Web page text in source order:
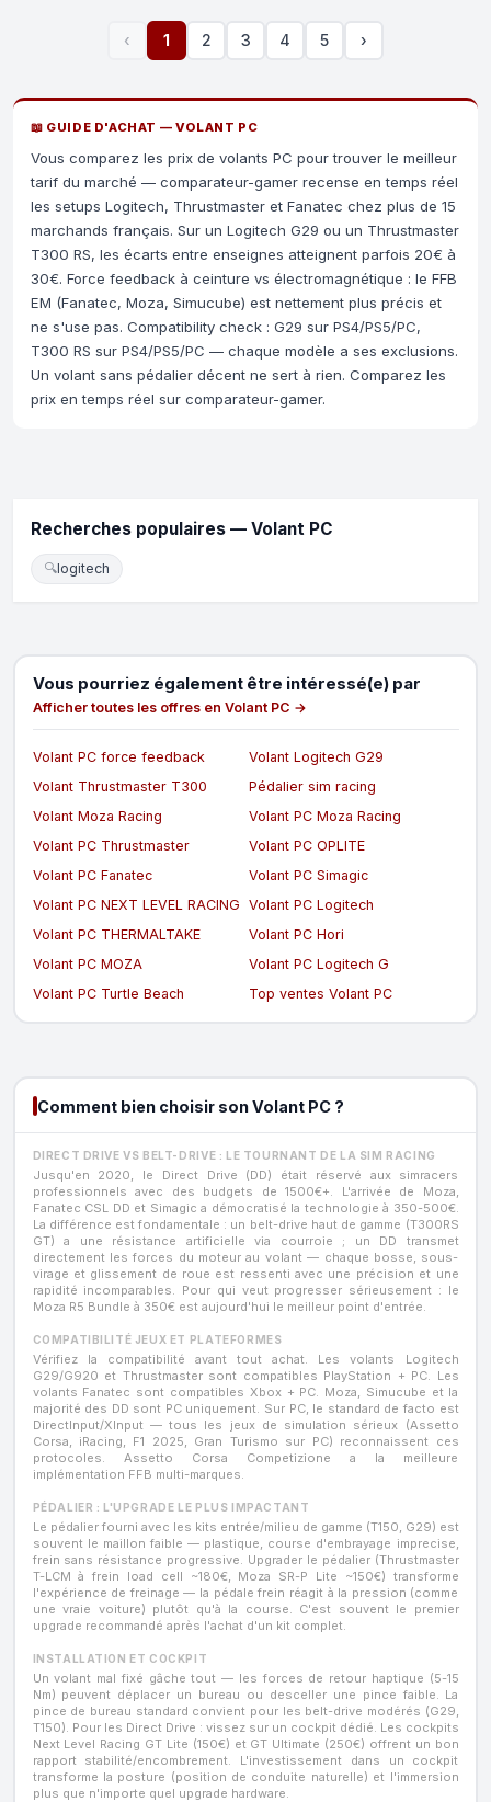
‹ 1 2 3 4 5 ›
📖 GUIDE D'ACHAT — VOLANT PC
Vous comparez les prix de volants PC pour trouver le meilleur
tarif du marché — comparateur-gamer recense en temps réel
les setups Logitech, Thrustmaster et Fanatec chez plus de 15
marchands français. Sur un Logitech G29 ou un Thrustmaster
T300 RS, les écarts entre enseignes atteignent parfois 20€ à
30€. Force feedback à ceinture vs électromagnétique : le FFB
EM (Fanatec, Moza, Simucube) est nettement plus précis et
ne s'use pas. Compatibility check : G29 sur PS4/PS5/PC,
T300 RS sur PS4/PS5/PC — chaque modèle a ses exclusions.
Un volant sans pédalier décent ne sert à rien. Comparez les
prix en temps réel sur comparateur-gamer.
Recherches populaires — Volant PC
🔍logitech
Vous pourriez également être intéressé(e) par
Afficher toutes les offres en Volant PC →
Volant PC force feedback
Volant Logitech G29
Volant Thrustmaster T300
Pédalier sim racing
Volant Moza Racing
Volant PC Moza Racing
Volant PC Thrustmaster
Volant PC OPLITE
Volant PC Fanatec
Volant PC Simagic
Volant PC NEXT LEVEL RACING Volant PC Logitech
Volant PC THERMALTAKE
Volant PC Hori
Volant PC MOZA
Volant PC Logitech G
Volant PC Turtle Beach
Top ventes Volant PC
Comment bien choisir son Volant PC ?
DIRECT DRIVE VS BELT-DRIVE : LE TOURNANT DE LA SIM RACING
Jusqu'en 2020, le Direct Drive (DD) était réservé aux simracers
professionnels avec des budgets de 1500€+. L'arrivée de Moza,
Fanatec CSL DD et Simagic a démocratisé la technologie à 350-500€.
La différence est fondamentale : un belt-drive haut de gamme (T300RS
GT) a une résistance artificielle via courroie ; un DD transmet
directement les forces du moteur au volant — chaque bosse, sous-
virage et glissement de roue est ressenti avec une précision et une
rapidité incomparables. Pour qui veut progresser sérieusement : le
Moza R5 Bundle à 350€ est aujourd'hui le meilleur point d'entrée.
COMPATIBILITÉ JEUX ET PLATEFORMES
Vérifiez la compatibilité avant tout achat. Les volants Logitech
G29/G920 et Thrustmaster sont compatibles PlayStation + PC. Les
volants Fanatec sont compatibles Xbox + PC. Moza, Simucube et la
majorité des DD sont PC uniquement. Sur PC, le standard de facto est
DirectInput/XInput — tous les jeux de simulation sérieux (Assetto
Corsa, iRacing, F1 2025, Gran Turismo sur PC) reconnaissent ces
protocoles. Assetto Corsa Competizione a la meilleure
implémentation FFB multi-marques.
PÉDALIER : L'UPGRADE LE PLUS IMPACTANT
Le pédalier fourni avec les kits entrée/milieu de gamme (T150, G29) est
souvent le maillon faible — plastique, course d'embrayage imprecise,
frein sans résistance progressive. Upgrader le pédalier (Thrustmaster
T-LCM à frein load cell ~180€, Moza SR-P Lite ~150€) transforme
l'expérience de freinage — la pédale frein réagit à la pression (comme
une vraie voiture) plutôt qu'à la course. C'est souvent le premier
upgrade recommandé après l'achat d'un kit complet.
INSTALLATION ET COCKPIT
Un volant mal fixé gâche tout — les forces de retour haptique (5-15
Nm) peuvent déplacer un bureau ou desceller une pince faible. La
pince de bureau standard convient pour les belt-drive modérés (G29,
T150). Pour les Direct Drive : vissez sur un cockpit dédié. Les cockpits
Next Level Racing GT Lite (150€) et GT Ultimate (250€) offrent un bon
rapport stabilité/encombrement. L'investissement dans un cockpit
transforme la posture (position de conduite naturelle) et l'immersion
plus que n'importe quel upgrade hardware.